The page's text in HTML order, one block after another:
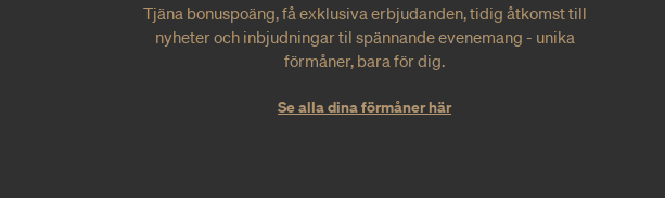
Tjäna bonuspoäng, få exklusiva erbjudanden, tidig åtkomst till
nyheter och inbjudningar til spännande evenemang - unika
förmåner, bara för dig.
Se alla dina förmåner här